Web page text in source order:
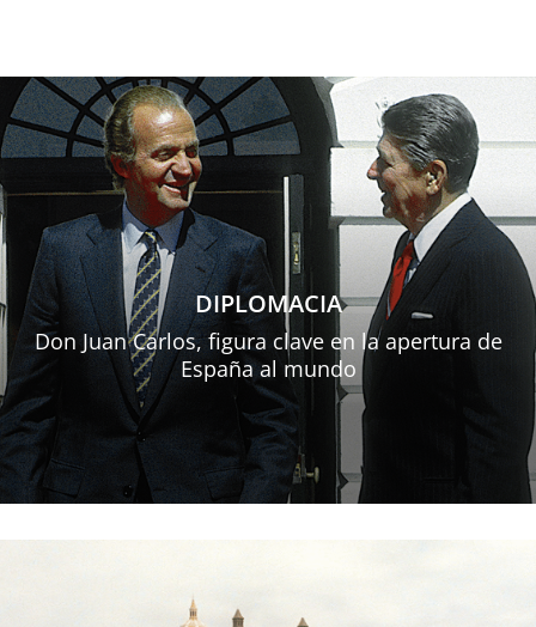
DIPLOMACIA
Don Juan Carlos, figura clave en la apertura de
España al mundo